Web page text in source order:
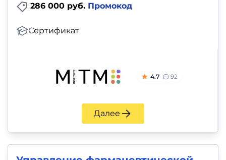
286 000 руб. Промокод
Сертификат
4.7 92
Далее